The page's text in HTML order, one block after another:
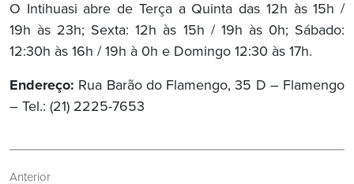
O Intihuasi abre de Terça a Quinta das 12h às 15h /
19h às 23h; Sexta: 12h às 15h / 19h às 0h; Sábado:
12:30h às 16h / 19h à 0h e Domingo 12:30 às 17h.
Endereço: Rua Barão do Flamengo, 35 D – Flamengo
– Tel.: (21) 2225-7653
Anterior